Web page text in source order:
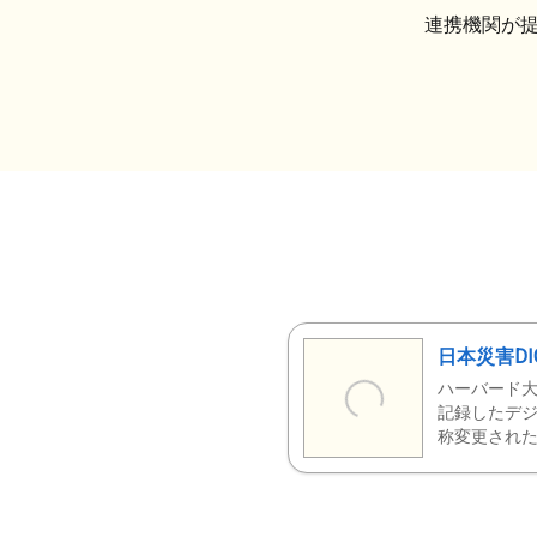
連携機関が
日本災害
ハーバード
記録したデ
称変更された